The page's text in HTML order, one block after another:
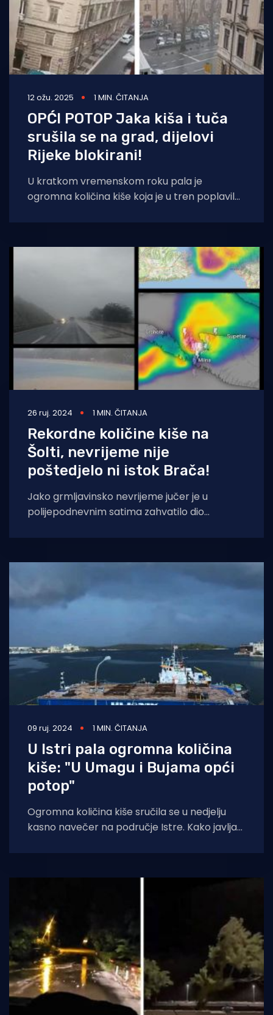
12 ožu. 2025 1 MIN. ČITANJA
OPĆI POTOP Jaka kiša i tuča
srušila se na grad, dijelovi
Rijeke blokirani!
U kratkom vremenskom roku pala je
ogromna količina kiše koja je u tren poplavila
26 ruj. 2024 1 MIN. ČITANJA
Rekordne količine kiše na
Šolti, nevrijeme nije
poštedjelo ni istok Brača!
Jako grmljavinsko nevrijeme jučer je u
polijepodnevnim satima zahvatilo dio
grmljavina ponajviše
09 ruj. 2024 1 MIN. ČITANJA
U Istri pala ogromna količina
kiše: "U Umagu i Bujama opći
potop"
Ogromna količina kiše sručila se u nedjelju
kasno navečer na područje Istre. Kako javlja